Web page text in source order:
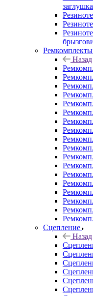
заглушка
Ремкомплекты
Назад
Сцепление
Назад